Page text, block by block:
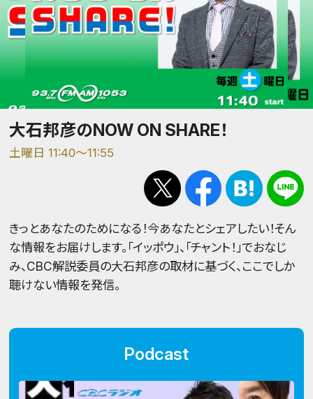
大石邦彦のNOW ON SHARE！
土曜日 11:40～11:55
きっとあなたのためになる！今あなたとシェアしたい！そん
な情報をお届けします。「イッポウ」、「チャント！」でおなじ
み、CBC解説委員の大石邦彦の取材に基づく、ここでしか
聴けない情報を発信。
Podcast